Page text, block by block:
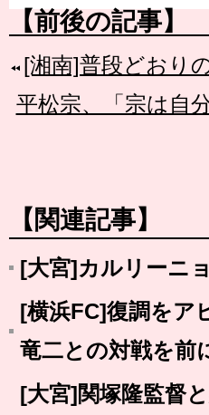
【前後の記事】
[湘南]普段どおり
平松宗、「宗は自
【関連記事】
[大宮]カルリーニ
[横浜FC]復調をア
竜二との対戦を前
[大宮]関塚隆監督